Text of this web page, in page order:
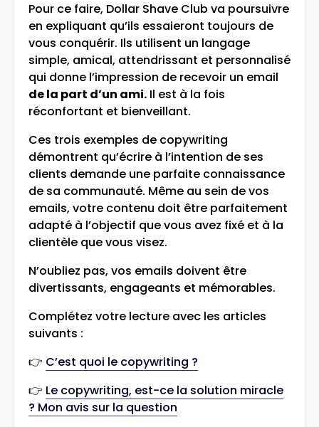
Pour ce faire, Dollar Shave Club va poursuivre
en expliquant qu’ils essaieront toujours de
vous conquérir. Ils utilisent un langage
simple, amical, attendrissant et personnalisé
qui donne l’impression de recevoir un email
de la part d’un ami. Il est à la fois
réconfortant et bienveillant.
Ces trois exemples de copywriting
démontrent qu’écrire à l’intention de ses
clients demande une parfaite connaissance
de sa communauté. Même au sein de vos
emails, votre contenu doit être parfaitement
adapté à l’objectif que vous avez fixé et à la
clientèle que vous visez.
N’oubliez pas, vos emails doivent être
divertissants, engageants et mémorables.
Complétez votre lecture avec les articles
suivants :
👉 C’est quoi le copywriting ?
👉 Le copywriting, est-ce la solution miracle
? Mon avis sur la question